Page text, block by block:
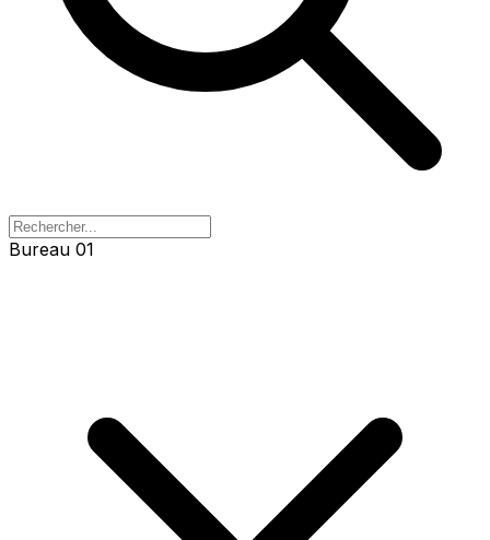
Bureau 01